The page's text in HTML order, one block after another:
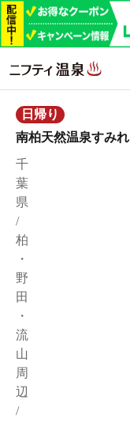
日帰り
南柏天然温泉すみれ
千
葉
県
/
柏
・
野
田
・
流
山
周
辺
/